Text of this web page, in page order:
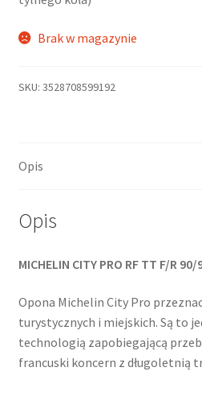
Brak w magazynie
SKU: 3528708599192
Opis
Opis
MICHELIN CITY PRO RF TT F/R 90/
Opona Michelin City Pro
turystycznych i miejskich. Są to
technologią zapobiegającą
francuski koncern z długoletnią